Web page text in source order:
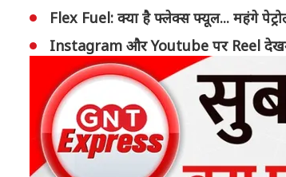
Flex Fuel: क्या है फ्लेक्‍स फ्यूल... महंगे
Instagram और Youtube पर Reel देखने